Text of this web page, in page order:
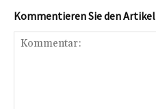
Kommentieren Sie den Artikel